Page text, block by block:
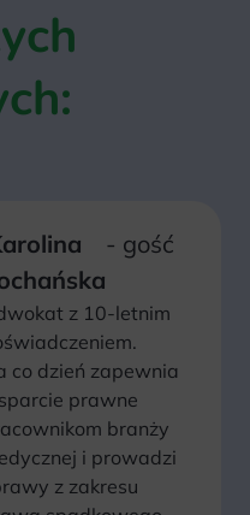
- gość
z 10-letnim
co dzień zapewnia
prawne
branży
i prowadzi
z zakresu